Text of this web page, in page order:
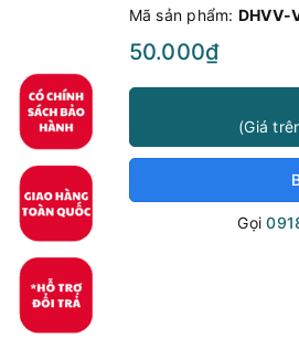
Mã sản phẩm: DHVV-
50.000₫
(Giá
Gọi